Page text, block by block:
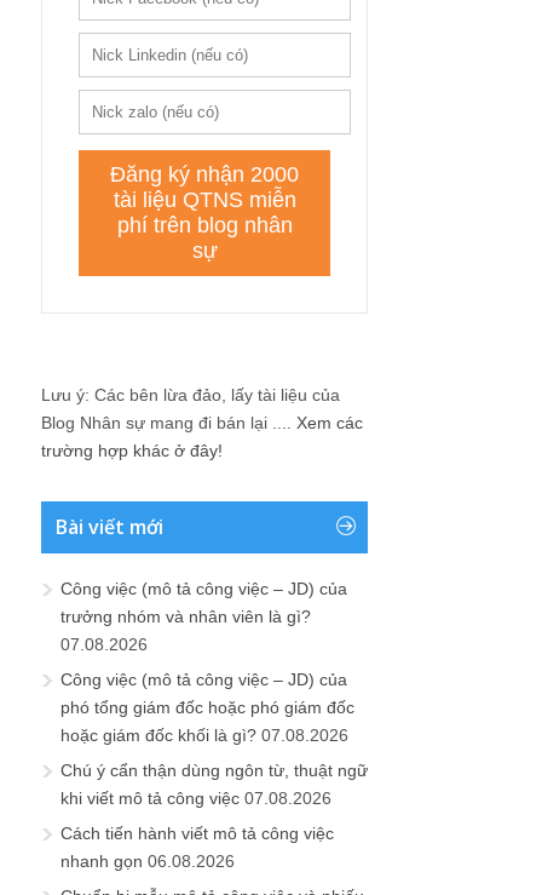
Lưu ý: Các bên lừa đảo, lấy tài liệu của
Blog Nhân sự mang đi bán lại .... Xem các
trường hợp khác ở đây!
Bài viết mới
Công việc (mô tả công việc – JD) của
trưởng nhóm và nhân viên là gì?
07.08.2026
Công việc (mô tả công việc – JD) của
phó tổng giám đốc hoặc phó giám đốc
hoặc giám đốc khối là gì? 07.08.2026
Chú ý cẩn thận dùng ngôn từ, thuật ngữ
khi viết mô tả công việc 07.08.2026
Cách tiến hành viết mô tả công việc
nhanh gọn 06.08.2026